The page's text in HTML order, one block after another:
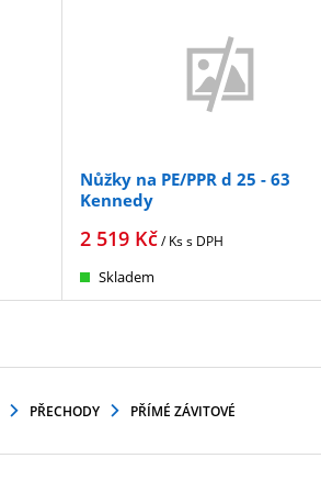
Nůžky na PE/PPR d 25 - 63
Kennedy
2 519Kč/ Kss DPH
Skladem
PŘECHODY PŘÍMÉ ZÁVITOVÉ